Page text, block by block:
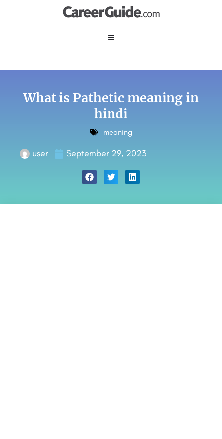
What is Pathetic meaning in
hindi
meaning
user September 29, 2023